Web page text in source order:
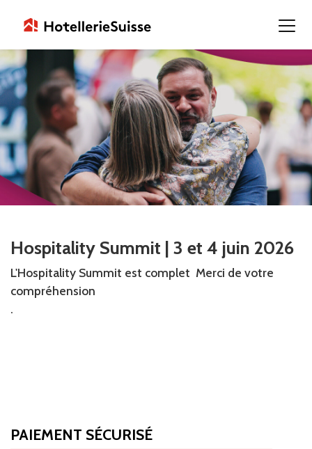
Hospitality Summit | 3 et 4 juin 2026
L'Hospitality Summit est complet Merci de votre
compréhension
.
PAIEMENT SÉCURISÉ